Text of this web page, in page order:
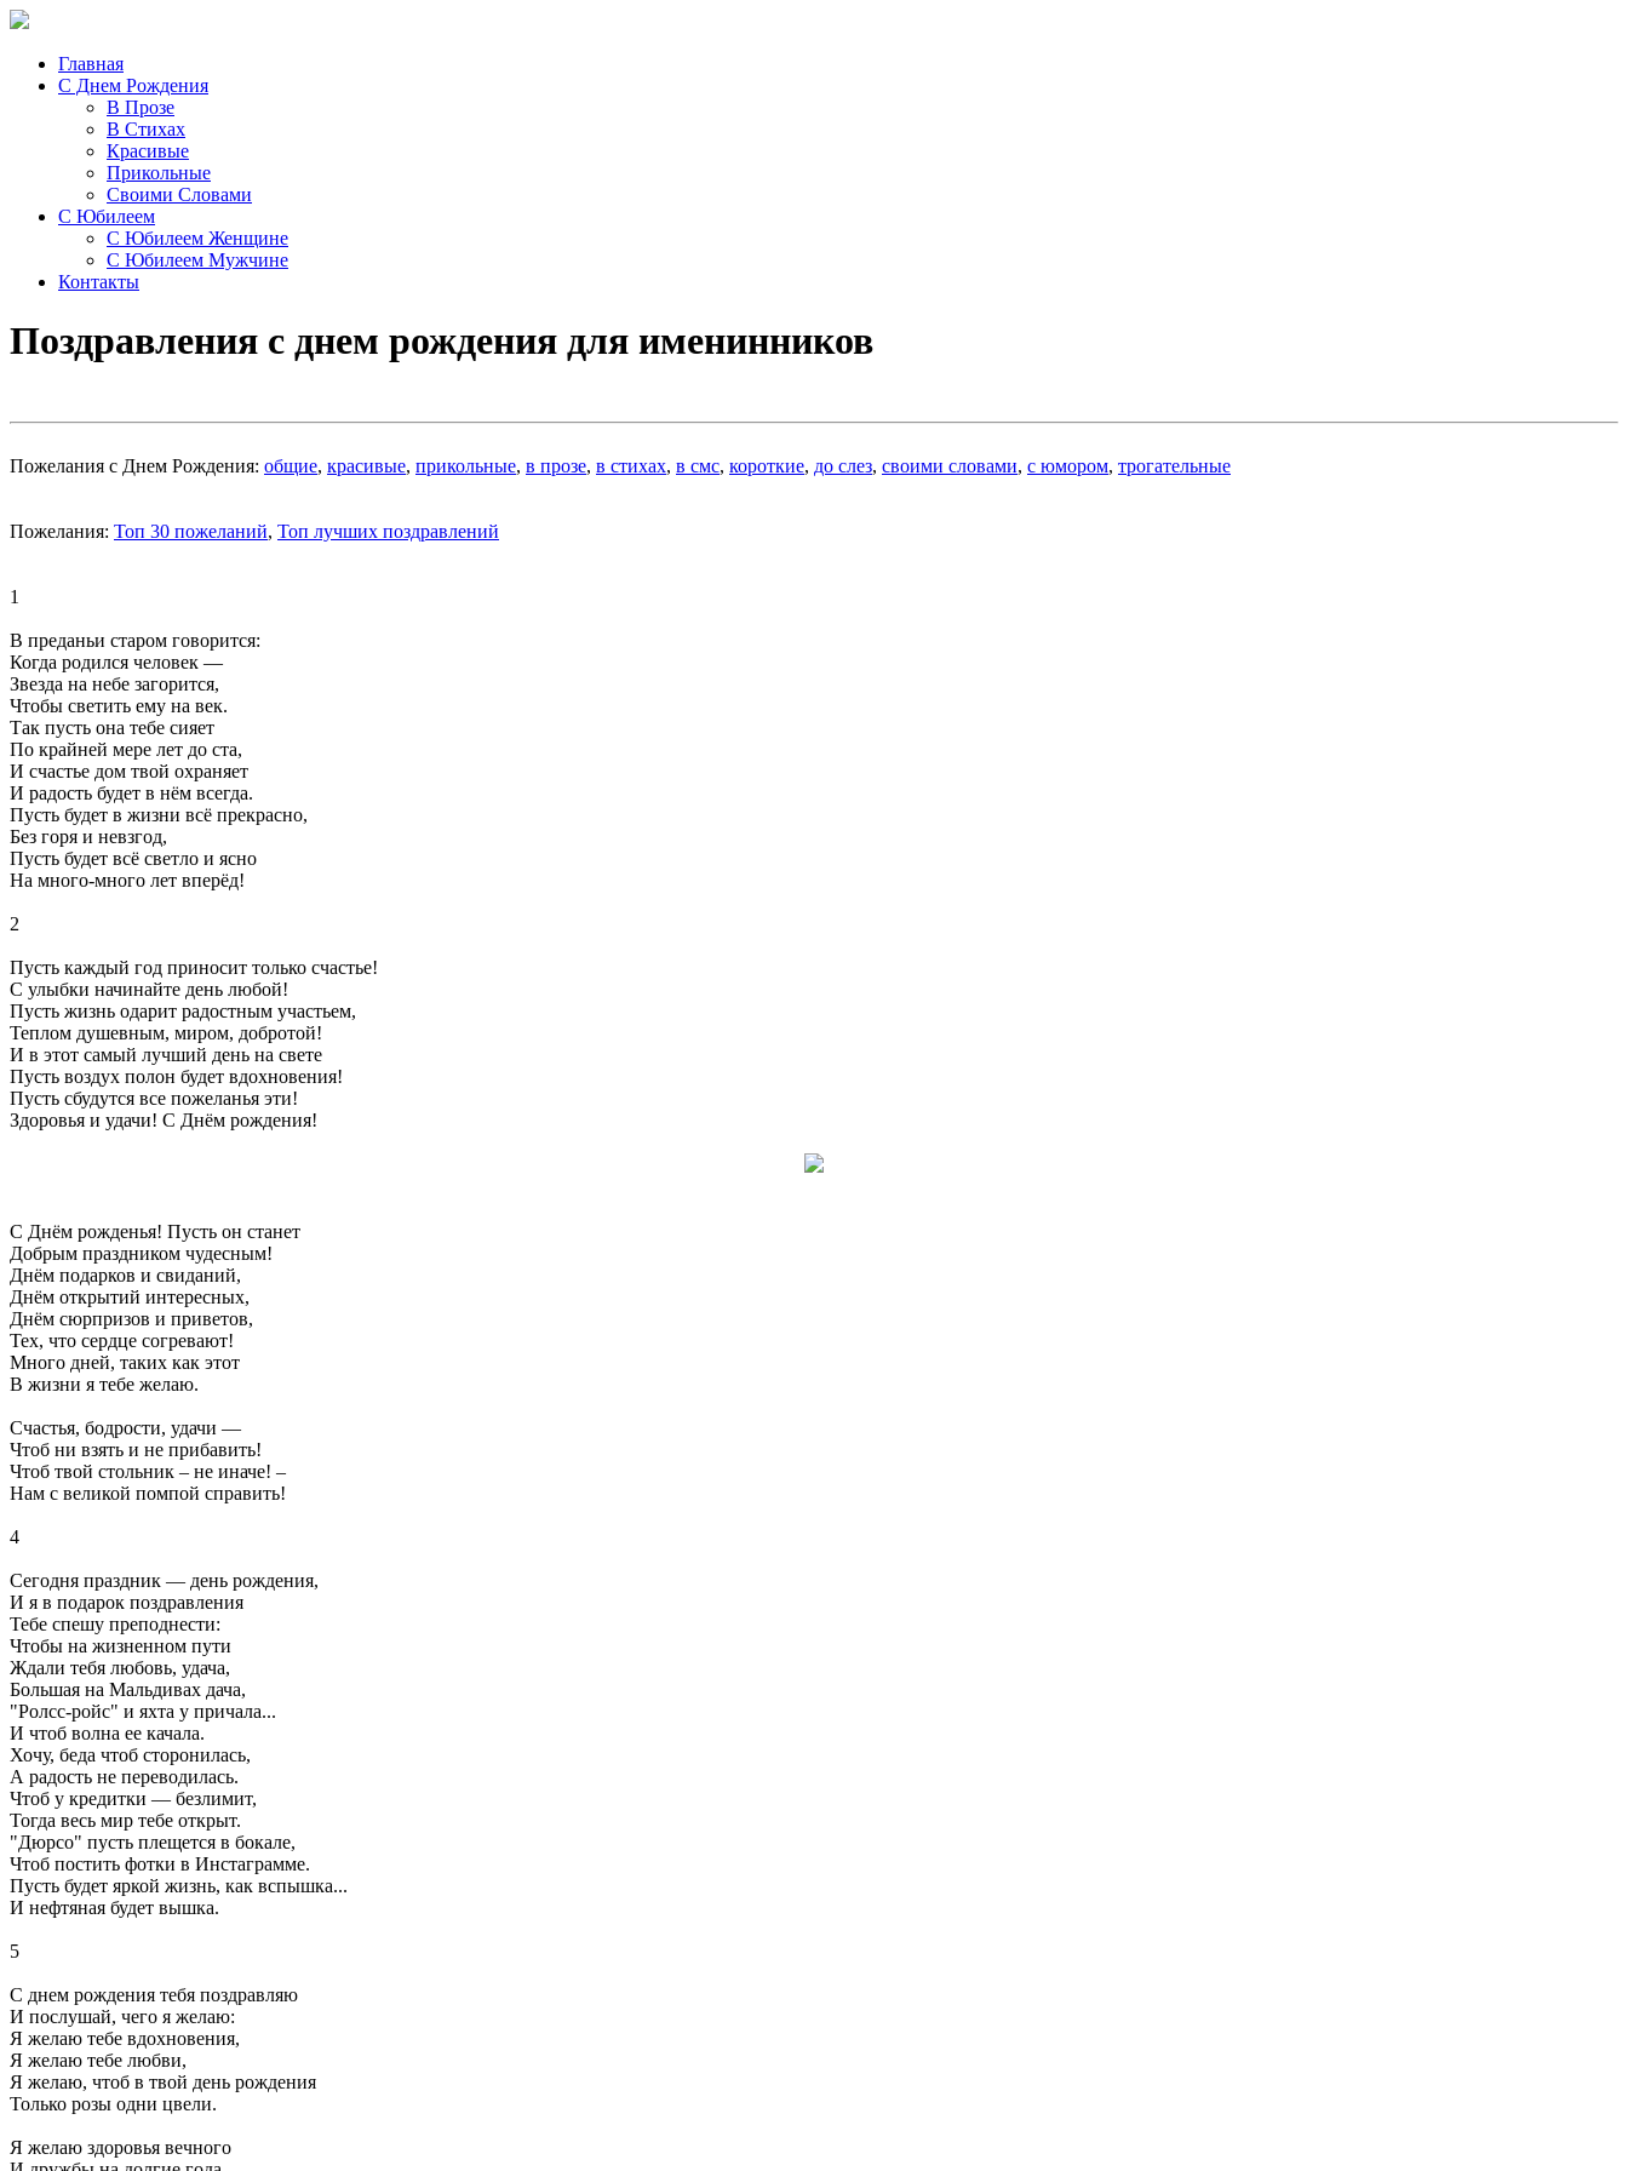
Главная
С Днем Рождения
В Прозе
В Стихах
Красивые
Прикольные
Своими Словами
С Юбилеем
С Юбилеем Женщине
С Юбилеем Мужчине
Контакты
Поздравления с днем рождения для именинников
Пожелания с Днем Рождения: общие, красивые, прикольные, в прозе, в стихах, в смс, короткие, до слез, своими словами, с юмором, трогательные
Пожелания: Топ 30 пожеланий, Топ лучших поздравлений
1
В преданьи старом говорится:
Когда родился человек —
Звезда на небе загорится,
Чтобы светить ему на век.
Так пусть она тебе сияет
По крайней мере лет до ста,
И счастье дом твой охраняет
И радость будет в нём всегда.
Пусть будет в жизни всё прекрасно,
Без горя и невзгод,
Пусть будет всё светло и ясно
На много-много лет вперёд!
2
Пусть каждый год приносит только счастье!
С улыбки начинайте день любой!
Пусть жизнь одарит радостным участьем,
Теплом душевным, миром, добротой!
И в этот самый лучший день на свете
Пусть воздух полон будет вдохновения!
Пусть сбудутся все пожеланья эти!
Здоровья и удачи! С Днём рождения!
С Днём рожденья! Пусть он станет
Добрым праздником чудесным!
Днём подарков и свиданий,
Днём открытий интересных,
Днём сюрпризов и приветов,
Тех, что сердце согревают!
Много дней, таких как этот
В жизни я тебе желаю.
Счастья, бодрости, удачи —
Чтоб ни взять и не прибавить!
Чтоб твой стольник – не иначе! –
Нам с великой помпой справить!
4
Сегодня праздник — день рождения,
И я в подарок поздравления
Тебе спешу преподнести:
Чтобы на жизненном пути
Ждали тебя любовь, удача,
Большая на Мальдивах дача,
"Ролсс-ройс" и яхта у причала...
И чтоб волна ее качала.
Хочу, беда чтоб сторонилась,
А радость не переводилась.
Чтоб у кредитки — безлимит,
Тогда весь мир тебе открыт.
"Дюрсо" пусть плещется в бокале,
Чтоб постить фотки в Инстаграмме.
Пусть будет яркой жизнь, как вспышка...
И нефтяная будет вышка.
5
С днем рождения тебя поздравляю
И послушай, чего я желаю:
Я желаю тебе вдохновения,
Я желаю тебе любви,
Я желаю, чтоб в твой день рождения
Только розы одни цвели.
Я желаю здоровья вечного